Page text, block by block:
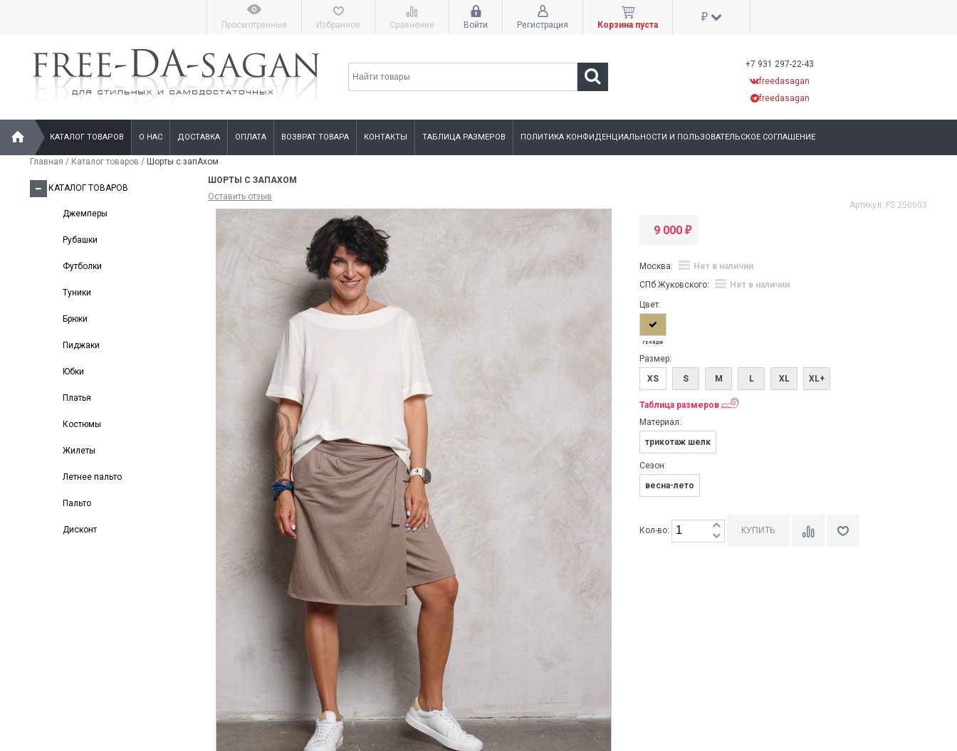
Просмотренные Избранное Сравнение Войти Регистрация Корзина пуста
₽
+7 931 297-22-43
freedasagan
freedasagan
КАТАЛОГ ТОВАРОВ О НАС ДОСТАВКА ОПЛАТА ВОЗВРАТ ТОВАРА КОНТАКТЫ ТАБЛИЦА РАЗМЕРОВ ПОЛИТИКА КОНФИДЕНЦИАЛЬНОСТИ И ПОЛЬЗОВАТЕЛЬСКОЕ СОГЛАШЕНИЕ
Главная / Каталог товаров / Шорты с запАхом
КАТАЛОГ ТОВАРОВ
Джемперы
Рубашки
Футболки
Туники
Брюки
Пиджаки
Юбки
Платья
Костюмы
Жилеты
Летнее пальто
Пальто
Дисконт
ШОРТЫ С ЗАПАХОМ
Оставить отзыв
Артикул: FS 250603
9 000 ₽
Москва:
Нет в наличии
СПб Жуковского:
Нет в наличии
Цвет:
грейдж
Размер:
XS
S M L XL XL+
Таблица размеров
Материал:
трикотаж шелк
Сезон:
весна-лето
Кол-во: